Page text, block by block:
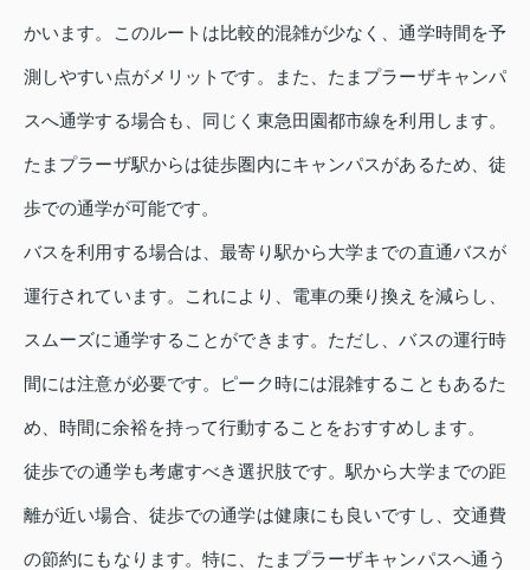
かいます。このルートは比較的混雑が少なく、通学時間を予
測しやすい点がメリットです。また、たまプラーザキャンパ
スへ通学する場合も、同じく東急田園都市線を利用します。
たまプラーザ駅からは徒歩圏内にキャンパスがあるため、徒
歩での通学が可能です。
バスを利用する場合は、最寄り駅から大学までの直通バスが
運行されています。これにより、電車の乗り換えを減らし、
スムーズに通学することができます。ただし、バスの運行時
間には注意が必要です。ピーク時には混雑することもあるた
め、時間に余裕を持って行動することをおすすめします。
徒歩での通学も考慮すべき選択肢です。駅から大学までの距
離が近い場合、徒歩での通学は健康にも良いですし、交通費
の節約にもなります。特に、たまプラーザキャンパスへ通う